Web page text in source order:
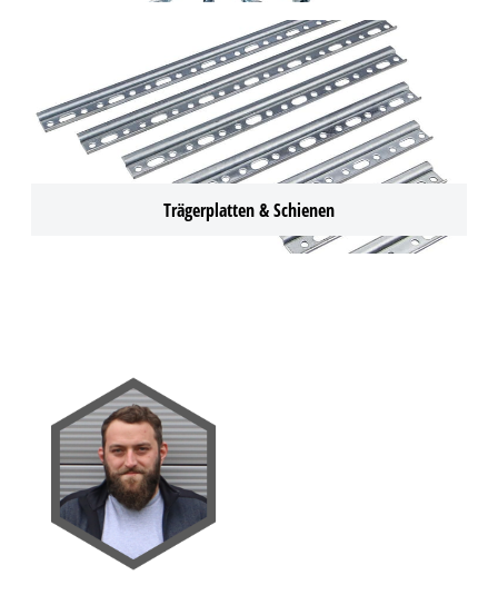
Trägerplatten & Schienen